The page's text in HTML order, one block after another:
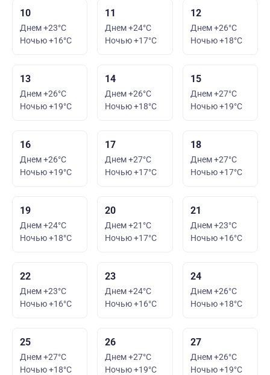
10
Днем +23°C
Ночью +16°C
11
Днем +24°C
Ночью +17°C
12
Днем +26°C
Ночью +18°C
13
Днем +26°C
Ночью +19°C
14
Днем +26°C
Ночью +18°C
15
Днем +27°C
Ночью +19°C
16
Днем +26°C
Ночью +19°C
17
Днем +27°C
Ночью +17°C
18
Днем +27°C
Ночью +17°C
19
Днем +24°C
Ночью +18°C
20
Днем +21°C
Ночью +17°C
21
Днем +23°C
Ночью +16°C
22
Днем +23°C
Ночью +16°C
23
Днем +24°C
Ночью +16°C
24
Днем +26°C
Ночью +18°C
25
Днем +27°C
Ночью +18°C
26
Днем +27°C
Ночью +19°C
27
Днем +26°C
Ночью +19°C